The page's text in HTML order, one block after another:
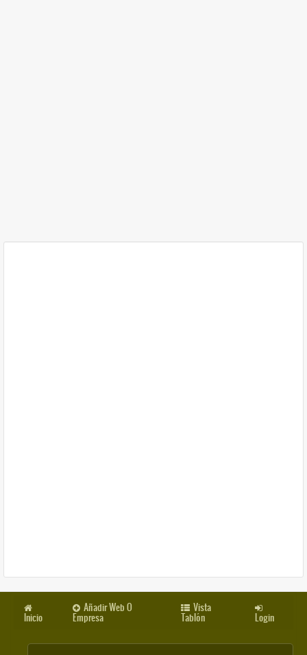
Inicio
Añadir Web O
Empresa
Vista
Tablón Login